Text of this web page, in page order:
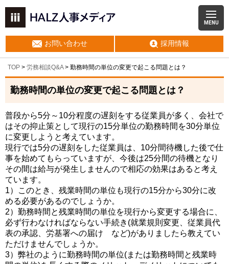
MENU
お問い合わせ 採用情報
TOP > 労務相談Q&A> 勤務時間の単位の変更で起こる問題とは？
勤務時間の単位の変更で起こる問題とは？
普段から5分～10分程度の遅刻をする従業員が多く、会社で
はその抑止策として現行の15分単位の勤務時間を30分単位
に変更しようと考えています。
現行では5分の遅刻をした従業員は、10分間待機した後で仕
事を始めてもらっていますが、今後は25分間の待機となり
その間は給与が発生しませんので相応の効果はあると考え
ています。
1）このとき、残業時間の単位も現行の15分から30分に改
める必要があるのでしょうか。
2）勤務時間と残業時間の単位を現行から変更する場合に、
必ず行わなければならない手続き(就業規則変更、従業員代
表の承認、労基署への届け など)がありましたら教えてい
ただけませんでしょうか。
3）弊社のように勤務時間の単位(または勤務時間と残業時